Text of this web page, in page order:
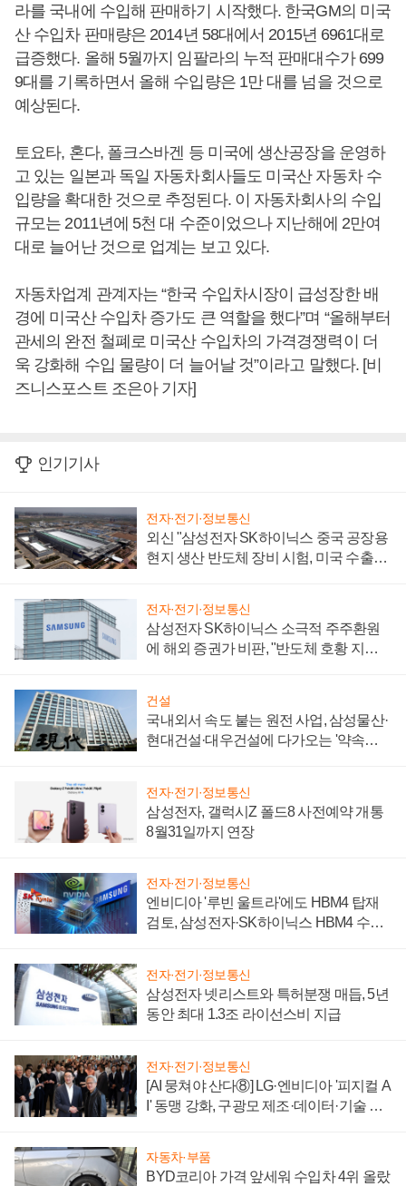
라를 국내에 수입해 판매하기 시작했다. 한국GM의 미국
산 수입차 판매량은 2014년 58대에서 2015년 6961대로
급증했다. 올해 5월까지 임팔라의 누적 판매대수가 699
9대를 기록하면서 올해 수입량은 1만 대를 넘을 것으로
예상된다.
토요타, 혼다, 폴크스바겐 등 미국에 생산공장을 운영하
고 있는 일본과 독일 자동차회사들도 미국산 자동차 수
입량을 확대한 것으로 추정된다. 이 자동차회사의 수입
규모는 2011년에 5천 대 수준이었으나 지난해에 2만여
대로 늘어난 것으로 업계는 보고 있다.
자동차업계 관계자는 “한국 수입차시장이 급성장한 배
경에 미국산 수입차 증가도 큰 역할을 했다”며 “올해부터
관세의 완전 철폐로 미국산 수입차의 가격경쟁력이 더
욱 강화해 수입 물량이 더 늘어날 것”이라고 말했다. [비
즈니스포스트 조은아 기자]
인기기사
전자·전기·정보통신
외신 "삼성전자 SK하이닉스 중국 공장용
현지 생산 반도체 장비 시험, 미국 수출통
전자·전기·정보통신
삼성전자 SK하이닉스 소극적 주주환원
에 해외 증권가 비판, "반도체 호황 지속
건설
국내외서 속도 붙는 원전 사업, 삼성물산·
현대건설·대우건설에 다가오는 '약속의
전자·전기·정보통신
삼성전자, 갤럭시Z 폴드8 사전예약 개통
8월31일까지 연장
전자·전기·정보통신
엔비디아 '루빈 울트라'에도 HBM4 탑재
검토, 삼성전자·SK하이닉스 HBM4 수율
전자·전기·정보통신
삼성전자 넷리스트와 특허분쟁 매듭, 5년
동안 최대 1.3조 라이선스비 지급
전자·전기·정보통신
[AI 뭉쳐야 산다⑧] LG·엔비디아 '피지컬 A
I' 동맹 강화, 구광모 제조·데이터·기술 결
자동차·부품
BYD코리아 가격 앞세워 수입차 4위 올랐